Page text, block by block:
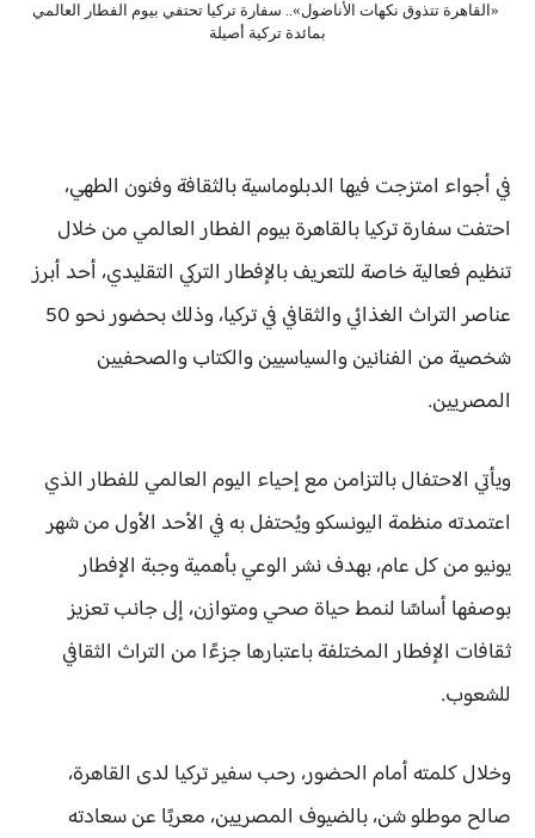
«القاهرة تتذوق نكهات الأناضول».. سفارة تركيا تحتفي بيوم الفطار العالمي
بمائدة تركية أصيلة
في أجواء امتزجت فيها الدبلوماسية بالثقافة وفنون الطهي،
احتفت سفارة تركيا بالقاهرة بيوم الفطار العالمي من خلال
تنظيم فعالية خاصة للتعريف بالإفطار التركي التقليدي، أحد أبرز
عناصر التراث الغذائي والثقافي في تركيا، وذلك بحضور نحو 50
شخصية من الفنانين والسياسيين والكتاب والصحفيين
المصريين.
ويأتي الاحتفال بالتزامن مع إحياء اليوم العالمي للفطار الذي
اعتمدته منظمة اليونسكو ويُحتفل به في الأحد الأول من شهر
يونيو من كل عام، بهدف نشر الوعي بأهمية وجبة الإفطار
بوصفها أساسًا لنمط حياة صحي ومتوازن، إلى جانب تعزيز
ثقافات الإفطار المختلفة باعتبارها جزءًا من التراث الثقافي
للشعوب.
وخلال كلمته أمام الحضور، رحب سفير تركيا لدى القاهرة،
صالح موطلو شن، بالضيوف المصريين، معربًا عن سعادته